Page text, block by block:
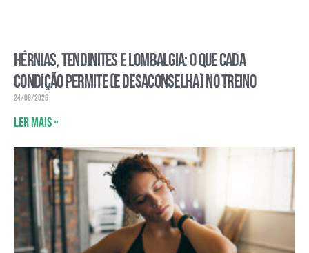
Hérnias, tendinites e lombalgia: o que cada
condição permite (e desaconselha) no treino
24/06/2026
Ler mais »